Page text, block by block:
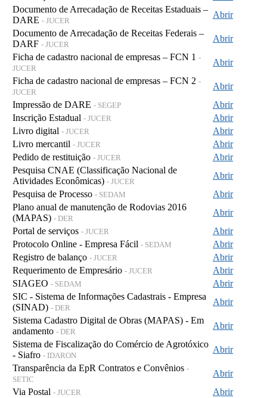
Documento de Arrecadação de Receitas Estaduais –
DARE - JUCER
Abrir
Documento de Arrecadação de Receitas Federais –
DARF - JUCER
Abrir
Ficha de cadastro nacional de empresas – FCN 1 -
JUCER
Abrir
Ficha de cadastro nacional de empresas – FCN 2 -
JUCER
Abrir
Impressão de DARE - SEGEP
Abrir
Inscrição Estadual - JUCER
Abrir
Livro digital - JUCER
Abrir
Livro mercantil - JUCER
Abrir
Pedido de restituição - JUCER
Abrir
Pesquisa CNAE (Classificação Nacional de
Atividades Econômicas) - JUCER
Abrir
Pesquisa de Processo - SEDAM
Abrir
Plano anual de manutenção de Rodovias 2016
(MAPAS) - DER
Abrir
Portal de serviços - JUCER
Abrir
Protocolo Online - Empresa Fácil - SEDAM
Abrir
Registro de balanço - JUCER
Abrir
Requerimento de Empresário - JUCER
Abrir
SIAGEO - SEDAM
Abrir
SIC - Sistema de Informações Cadastrais - Empresa
(SINAD) - DER
Abrir
Sistema Cadastro Digital de Obras (MAPAS) - Em
andamento - DER
Abrir
Sistema de Fiscalização do Comércio de Agrotóxico
- Siafro - IDARON
Abrir
Transparência da EpR Contratos e Convênios -
SETIC
Abrir
Via Postal - JUCER
Abrir